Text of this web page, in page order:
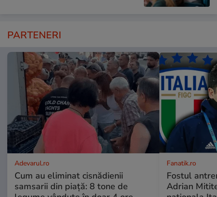
PARTENERI
Adevarul.ro
Cum au eliminat cisnădienii
samsarii din piață: 8 tone de
Fanatik.ro
Fostul
Adrian